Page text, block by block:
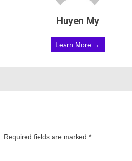
Huyen My
Learn More →
Required fields are marked *